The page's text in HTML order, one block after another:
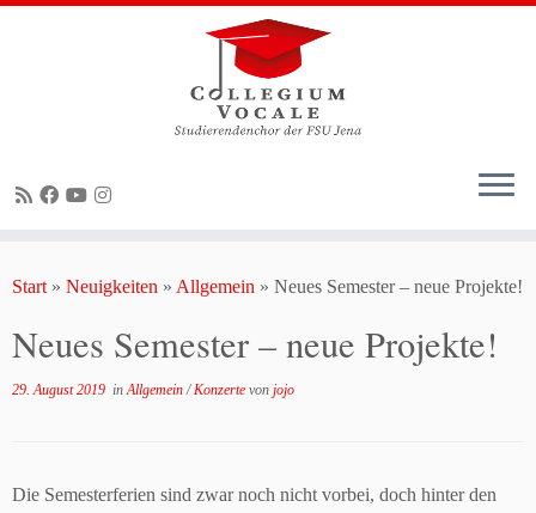
Inhalt
Start » Neuigkeiten » Allgemein » Neues Semester – neue Projekte!
Neues Semester – neue Projekte!
29. August 2019 inAllgemein/Konzerte von jojo
Die Semesterferien sind zwar noch nicht vorbei, doch hinter den